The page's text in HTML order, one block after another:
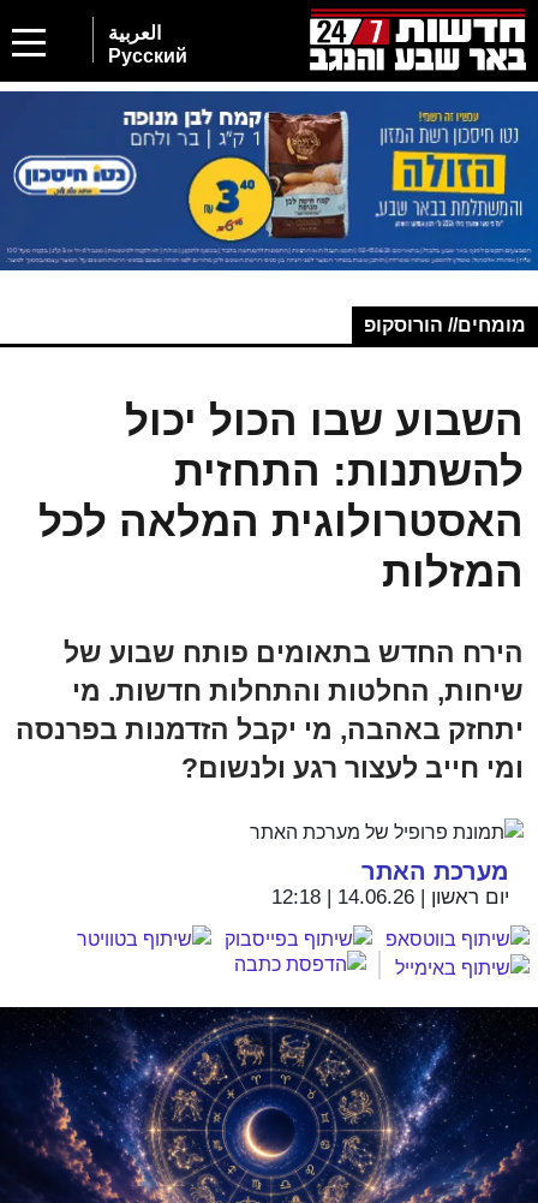
العربية
Русский
מומחים// הורוסקופ
השבוע שבו הכול יכול
להשתנות: התחזית
האסטרולוגית המלאה לכל
המזלות
הירח החדש בתאומים פותח שבוע של
שיחות, החלטות והתחלות חדשות. מי
יתחזק באהבה, מי יקבל הזדמנות בפרנסה
ומי חייב לעצור רגע ולנשום?
מערכת האתר
יום ראשון | 14.06.26 | 12:18